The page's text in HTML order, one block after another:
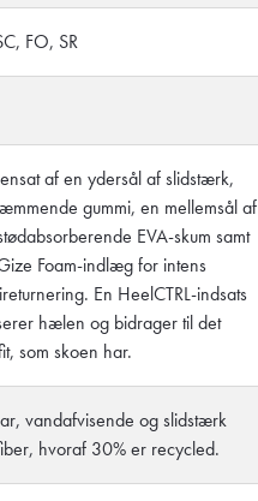
FO, SR
af en ydersål af slidstærk,
gummi, en mellemsål af
EVA-skum samt
Foam-indlæg for intens
En HeelCTRL-indsats
hælen og bidrager til det
som skoen har.
vandafvisende og slidstærk
hvoraf 30% er recycled.